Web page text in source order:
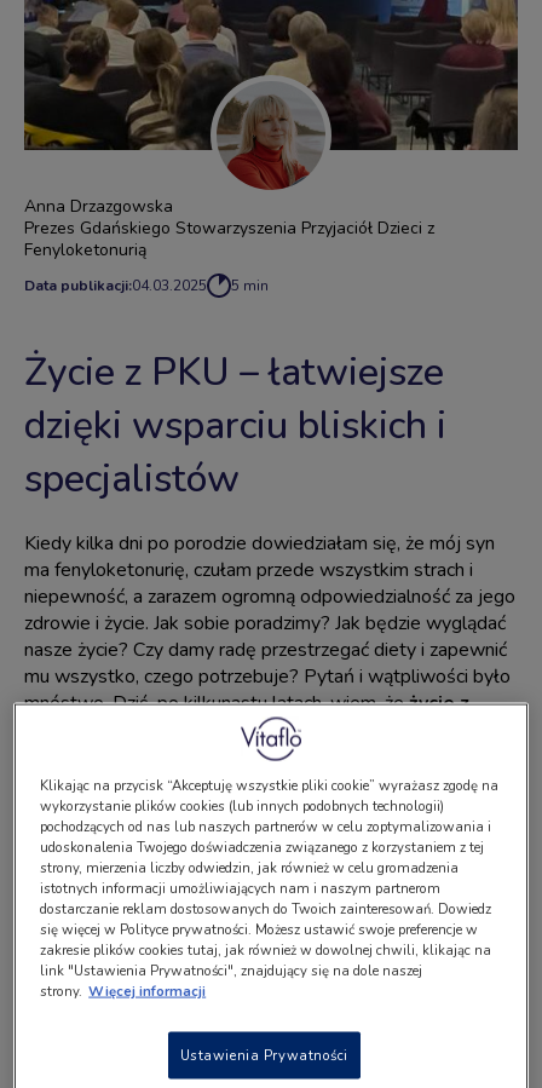
Data publikacji:04.03.2025 5 min
Anna Drzazgowska
Prezes Gdańskiego Stowarzyszenia Przyjaciół Dzieci z
Fenyloketonurią
Życie z PKU – łatwiejsze
dzięki wsparciu bliskich i
specjalistów
Kiedy kilka dni po porodzie dowiedziałam się, że mój syn
ma fenyloketonurię, czułam przede wszystkim strach i
niepewność, a zarazem ogromną odpowiedzialność za jego
zdrowie i życie. Jak sobie poradzimy? Jak będzie wyglądać
nasze życie? Czy damy radę przestrzegać diety i zapewnić
mu wszystko, czego potrzebuje? Pytań i wątpliwości było
mnóstwo. Dziś, po kilkunastu latach, wiem, żeżycie z
fenyloketonurią może być normalne, szczęśliwe i
– pod warunkiem że otaczają nas wspierające
osoby.
Rodzina – fundament wsparcia w
codziennym życiu z PKU
Na początku drogi najważniejsze było dla mniewsparcie
rodziny. Mąż, rodzice, rodzeństwo – wszyscy
zaangażowali się w naukę o fenyloketonurii, czytali o diecie,
codzienności. Dzięki temu nie czułam, że dźwigam
wszystko sama. Wokół miałam najbliższych, którzy razem
Klikając na przycisk “Akceptuję wszystkie pliki cookie” wyrażasz zgodę na
wykorzystanie plików cookies (lub innych podobnych technologii)
pochodzących od nas lub naszych partnerów w celu zoptymalizowania i
udoskonalenia Twojego doświadczenia związanego z korzystaniem z tej
strony, mierzenia liczby odwiedzin, jak również w celu gromadzenia
istotnych informacji umożliwiających nam i naszym partnerom
dostarczanie reklam dostosowanych do Twoich zainteresowań. Dowiedz
się więcej w Polityce prywatności. Możesz ustawić swoje preferencje w
zakresie plików cookies tutaj, jak również w dowolnej chwili, klikając na
link "Ustawienia Prywatności", znajdujący się na dole naszej
strony. Więcej informacji
Ustawienia Prywatności